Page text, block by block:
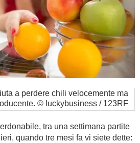
a perdere chili velocemente ma
© luckybusiness / 123RF
tra una settimana partite
quando tre mesi fa vi siete dette: